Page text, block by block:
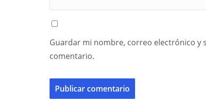
Guardar mi nombre, correo electrónico y
comentario.